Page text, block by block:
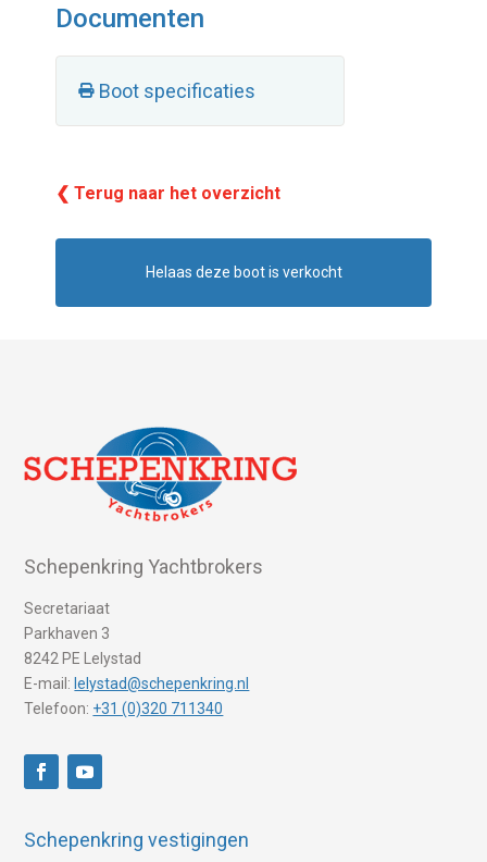
Documenten
Boot specificaties
❮ Terug naar het overzicht
Helaas deze boot is verkocht
Schepenkring Yachtbrokers
Secretariaat
Parkhaven 3
8242 PE Lelystad
E-mail: lelystad@schepenkring.nl
Telefoon: +31 (0)320 711340
Schepenkring vestigingen